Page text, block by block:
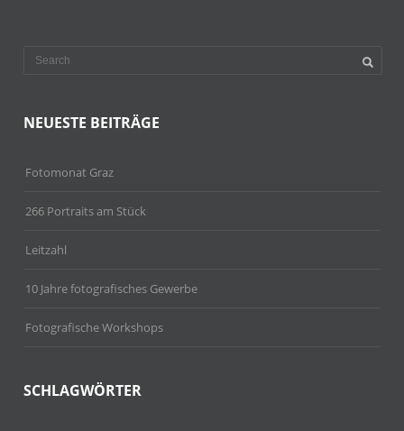
NEUESTE BEITRÄGE
Fotomonat Graz
266 Portraits am Stück
Leitzahl
10 Jahre fotografisches Gewerbe
Fotografische Workshops
SCHLAGWÖRTER